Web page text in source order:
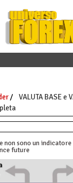
/
VALUTA BASE e
non sono un
future